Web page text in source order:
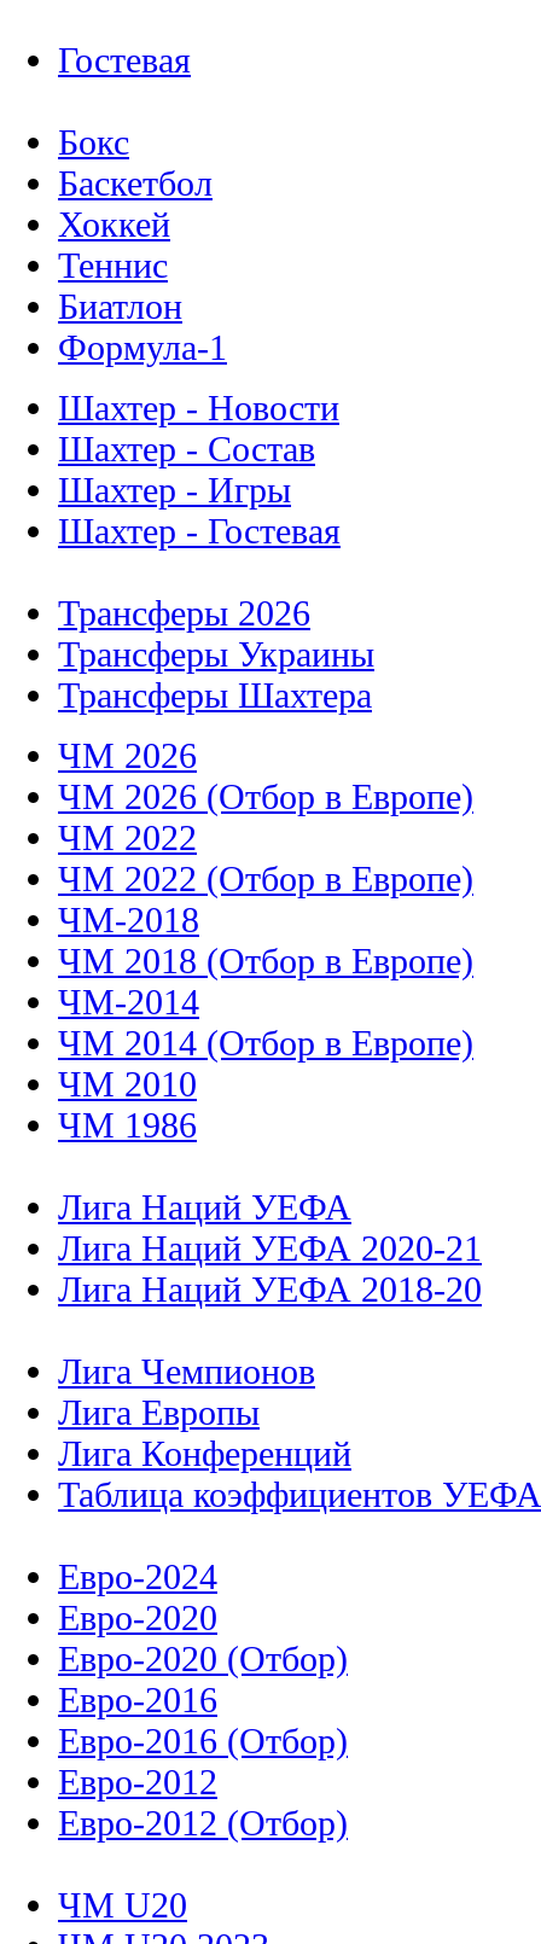
Гостевая
Бокс
Баскетбол
Хоккей
Теннис
Биатлон
Формула-1
Шахтер - Новости
Шахтер - Состав
Шахтер - Игры
Шахтер - Гостевая
Трансферы 2026
Трансферы Украины
Трансферы Шахтера
ЧМ 2026
ЧМ 2026 (Отбор в Европе)
ЧМ 2022
ЧМ 2022 (Отбор в Европе)
ЧМ-2018
ЧМ 2018 (Отбор в Европе)
ЧМ-2014
ЧМ 2014 (Отбор в Европе)
ЧМ 2010
ЧМ 1986
Лига Наций УЕФА
Лига Наций УЕФА 2020-21
Лига Наций УЕФА 2018-20
Лига Чемпионов
Лига Европы
Лига Конференций
Таблица коэффициентов УЕФА
Евро-2024
Евро-2020
Евро-2020 (Отбор)
Евро-2016
Евро-2016 (Отбор)
Евро-2012
Евро-2012 (Отбор)
ЧМ U20